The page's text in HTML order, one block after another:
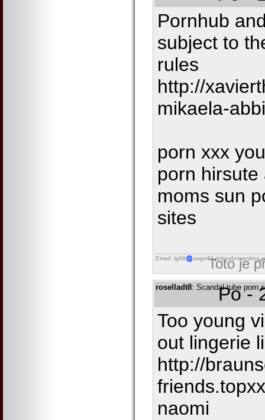
Pornhub
subject to
rules
http://
mikaela-
porn xxx
porn
moms sun
sites
Email: lg69 avgo61 inboxforwarding
Toto je
roselladt8: Scandal tube porn
Po -
Too young
out lingerie
http://
naomi